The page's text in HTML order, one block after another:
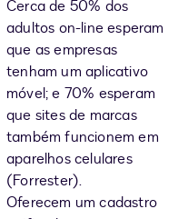
Cerca de 50% dos
adultos on-line esperam
que as empresas
tenham um aplicativo
móvel; e 70% esperam
que sites de marcas
também funcionem em
aparelhos celulares
(Forrester).
Oferecem um cadastro